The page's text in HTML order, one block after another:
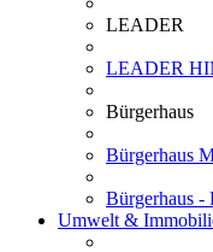
LEADER
LEADER
Bürgerhaus
Bürgerhaus
Bürgerhaus -
Umwelt &